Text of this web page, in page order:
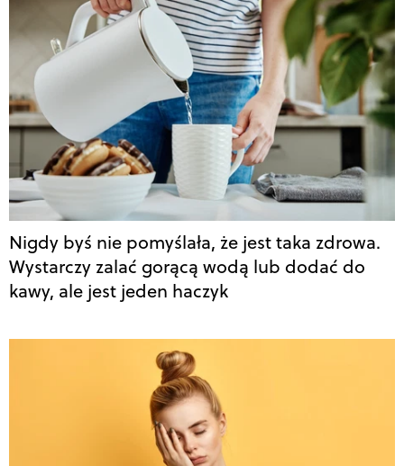
Nigdy byś nie pomyślała, że jest taka zdrowa.
Wystarczy zalać gorącą wodą lub dodać do
kawy, ale jest jeden haczyk